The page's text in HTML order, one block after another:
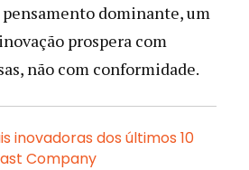
dominante, um
prospera com
não com conformidade.
inovadoras dos últimos 10
Company